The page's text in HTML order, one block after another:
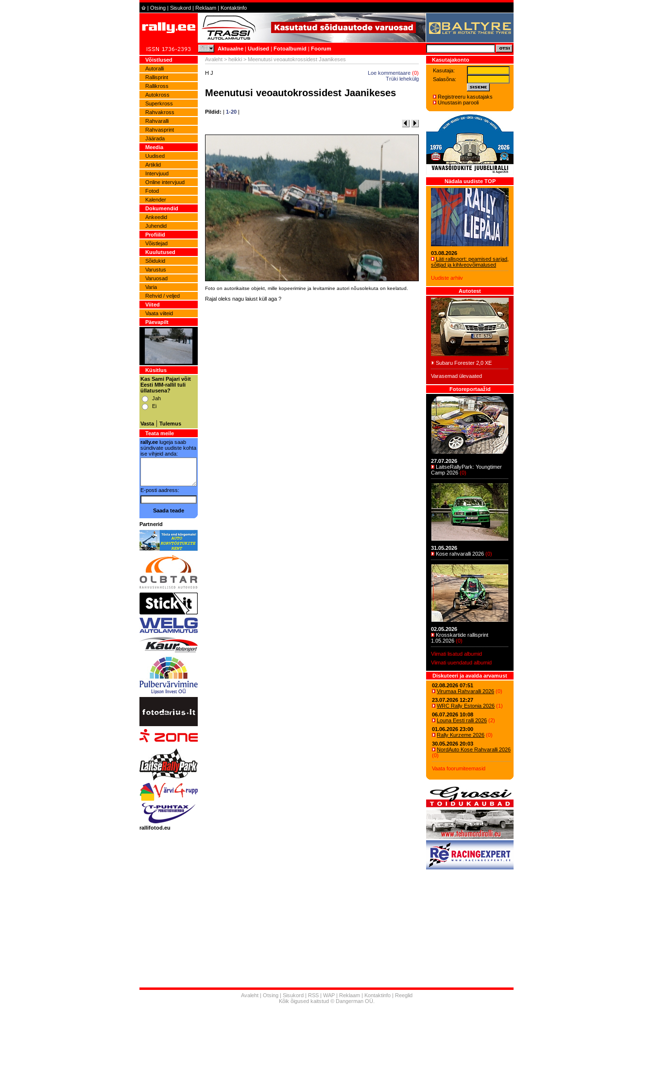
| Otsing | Sisukord | Reklaam | Kontaktinfo
Aktuaalne | Uudised | Fotoalbumid | Foorum
Võistlused
Autoralli
Rallisprint
Rallikross
Autokross
Superkross
Rahvakross
Rahvaralli
Rahvasprint
Jäärada
Meedia
Uudised
Artiklid
Intervjuud
Online intervjuud
Fotod
Kalender
Dokumendid
Ankeedid
Juhendid
Profiilid
Võistlejad
Kuulutused
Sõidukid
Varustus
Varuosad
Varia
Rehvid / veljed
Viited
Vaata viiteid
Päevapilt
Küsitlus
Kas Sami Pajari võit
Eesti MM-rallil tuli
üllatusena?
Jah
Ei
Vasta | Tulemus
Teata meile
rally.ee lugeja saab
sündivate uudiste kohta
ise vihjeid anda:
E-posti aadress:
Saada teade
Partnerid
rallifotod.eu
Avaleht > heikki > Meenutusi veoautokrossidest Jaanikeses
H J Loe kommentaare (0)
Trüki lehekülg
Meenutusi veoautokrossidest Jaanikeses
Pildid: | 1-20 |
Foto on autorikaitse objekt, mille kopeerimine ja levitamine autori nõusolekuta on keelatud.
Rajal oleks nagu laiust küll aga ?
Kasutajakonto
Kasutaja:
Salasõna:
Registreeru kasutajaks
Unustasin parooli
Nädala uudiste TOP
03.08.2026
Läti rallisport: peamised sarjad,
sõitjad ja kihlveovõimalused
Uudiste arhiiv
Autotest
Subaru Forester 2,0 XE
Varasemad ülevaated
Fotoreportaažid
27.07.2026
LaitseRallyPark: Youngtimer
Camp 2026 (0)
31.05.2026
Kose rahvaralli 2026 (0)
02.05.2026
Krosskartide rallisprint
1.05.2026 (0)
Viimati lisatud albumid
Viimati uuendatud albumid
Diskuteeri ja avalda arvamust
02.08.2026 07:51
Virumaa Rahvaralli 2026 (0)
23.07.2026 12:27
WRC Rally Estonia 2026 (1)
06.07.2026 10:08
Louna Eesti ralli 2026 (2)
01.06.2026 23:00
Rally Kurzeme 2026 (0)
30.05.2026 20:03
NordAuto Kose Rahvaralli 2026
(0)
Vaata foorumiteemasid
Avaleht | Otsing| Sisukord | RSS | WAP| Reklaam| Kontaktinfo| Reeglid
Kõik õigused kaitstud © Dangerman OÜ.